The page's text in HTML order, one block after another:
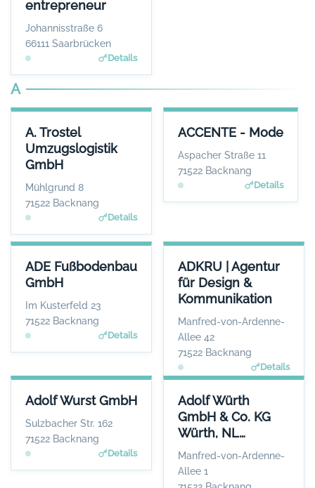
entrepreneur
Johannisstraße 6
66111 Saarbrücken
Details
A
A. Trostel
Umzugslogistik
GmbH
Mühlgrund 8
71522 Backnang
Details
A. TROSTEL UMZUGSLOGISTIK GMBH
ANSPRECHPARTNER
Frau Corinna Trostel
www.trostel.eu
ACCENTE - Mode
Aspacher Straße 11
71522 Backnang
Details
ACCENTE - MODE
Frau Sigrid Göttlich
www.accente-mode.co
m
ADE Fußbodenbau
GmbH
Im Kusterfeld 23
71522 Backnang
Details
ADE FUSSBODENBAU GMBH
www.adegmbh.de
ADKRU | Agentur
für Design &
Kommunikation
Manfred-von-Ardenne-
Allee 42
71522 Backnang
Details
ADKRU | AGENTUR FÜR
Adolf Wurst GmbH
Sulzbacher Str. 162
71522 Backnang
Details
ADOLF WURST GMBH
Herr Mario Bay
www.badforumbacknan
g.de
Adolf Würth
GmbH & Co. KG
Würth, NL
Backnang
Manfred-von-Ardenne-
Allee 1
ADOLF WÜRTH GMBH & CO.